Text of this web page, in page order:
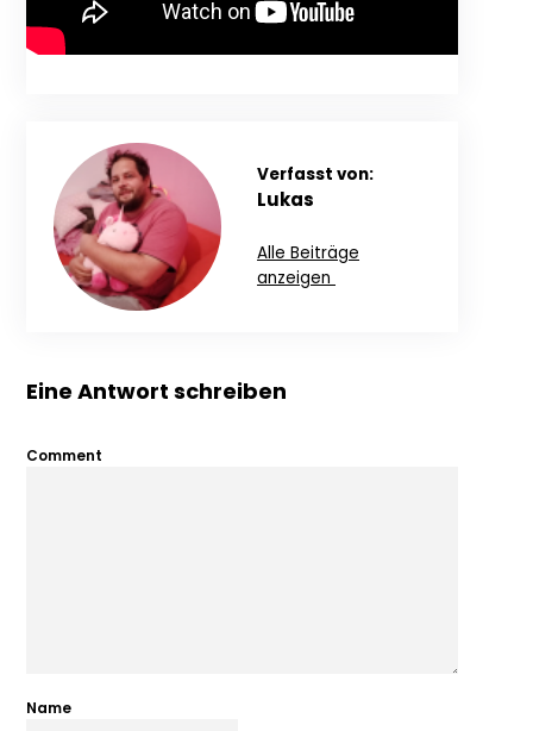
Verfasst von:
Lukas
Alle Beiträge
anzeigen
Eine Antwort schreiben
Comment
Name